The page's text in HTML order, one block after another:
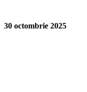
30 octombrie 2025